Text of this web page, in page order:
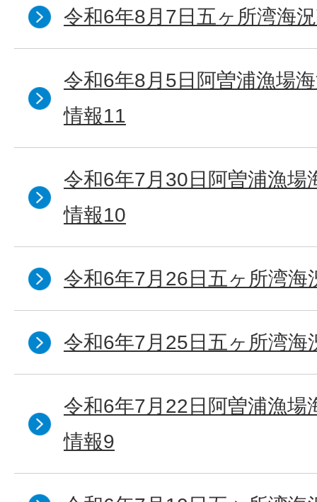
令和6年8月7日五ヶ所湾海
令和6年8月5日阿曽浦漁場
情報11
令和6年7月30日阿曽浦漁場
情報10
令和6年7月26日五ヶ所湾海
令和6年7月25日五ヶ所湾海
令和6年7月22日阿曽浦漁場
情報9